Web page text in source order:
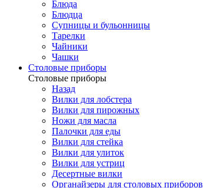
Блюда
Блюдца
Супницы и бульонницы
Тарелки
Чайники
Чашки
Cтоловые приборы
Cтоловые приборы
Назад
Вилки для лобстера
Вилки для пирожных
Ножи для масла
Палочки для еды
Вилки для стейка
Вилки для улиток
Вилки для устриц
Десертные вилки
Органайзеры для столовых приборов